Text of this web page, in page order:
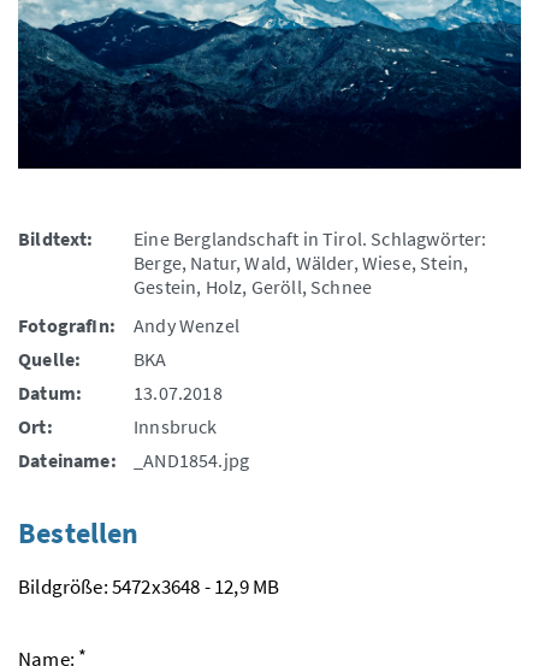
Bildtext:
Eine Berglandschaft in Tirol. Schlagwörter:
Berge, Natur, Wald, Wälder, Wiese, Stein,
Gestein, Holz, Geröll, Schnee
FotografIn:
Andy Wenzel
Quelle:
BKA
Datum:
13.07.2018
Ort:
Innsbruck
Dateiname:
_AND1854.jpg
Bestellen
Bildgröße: 5472x3648 - 12,9 MB
Name: *